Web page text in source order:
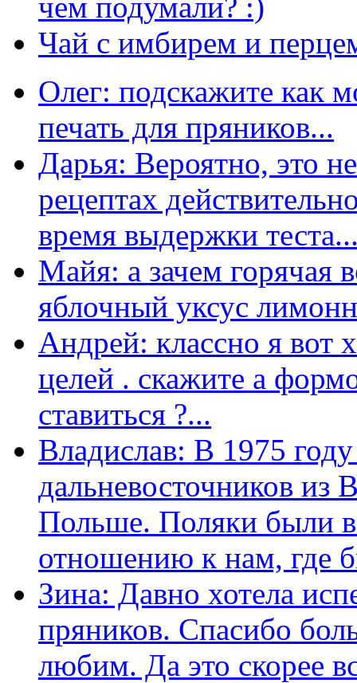
Чай с имбирем и
Олег: подскажите как
печать для пряников...
Дарья: Вероятно, это
рецептах
время выдержки
Майя: а зачем горячая
яблочный уксус
Андрей: классно я вот
целей . скажите а
ставиться ?...
Владислав: В 1975
дальневосточников из
Польше. Поляки были
отношению к нам, где
Зина: Давно хотела
пряников. Спасибо
любим. Да это скорее